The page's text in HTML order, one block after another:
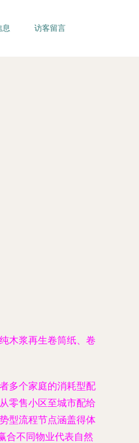
息 访客留言
木浆再生卷筒纸、卷
多个家庭的消耗型配
零售小区至城市配给
型流程节点涵盖得体
合不同物业代表自然